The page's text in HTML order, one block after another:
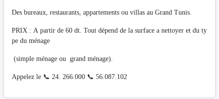
Des bureaux, restaurants, appartements ou villas au Grand Tunis.
PRIX : A partir de 60 dt. Tout dépend de la surface a nettoyer et du ty
pe du ménage
(simple ménage ou grand ménage).
Appelez le 📞 24. 266.000 📞 56.087.102